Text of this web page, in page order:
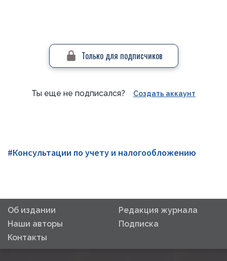
Только для подписчиков
Ты еще не подписался? Создать аккаунт
#Консультации по учету и налогообложению
Об издании
Редакция журнала
Наши авторы
Подписка
Контакты